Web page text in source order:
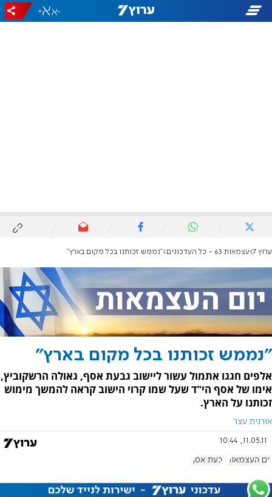
-
+
ערוץ 7 עצמאות 63 - כל העדכונים "נממש זכותנו בכל מקום בארץ"
"נממש זכותנו בכל מקום בארץ"
אלפים חגגו אתמול עשור ליישוב גבעת אסף, גאולה הרשקוביץ,
אימו של אסף הי"ד שעל שמו קרוי הישוב קראה להמשך מימוש
זכותנו על הארץ.
אורנית עצר
11.05.11, 10:44
יום העצמאות גבעת אסף